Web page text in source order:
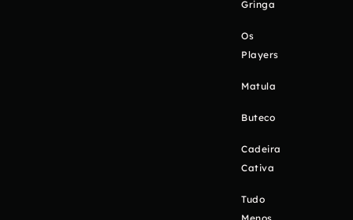
Gringa
Os
Players
Matula
Buteco
Cadeira
Cativa
Tudo